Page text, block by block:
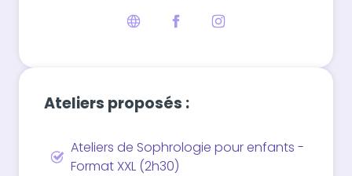
Ateliers proposés :
Ateliers de Sophrologie pour enfants -
Format XXL (2h30)